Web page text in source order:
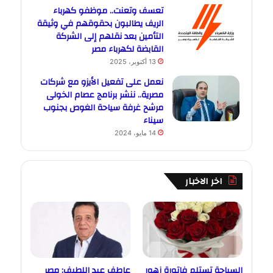
تعسف وتعنت.. موظفو كهرباء
الريف يطالبون بحقوقهم في وثيقة
التأمين بعد نقلهم إلى الشركة
القابضة لكهرباء مصر
13 أكتوبر، 2025
نعمل على تفعيل الأيزو مع شركات
مصرية.. ننشر برنامج عصام الخولى
مرشح غرفة سياحة الغوص بجنوب
سيناء
14 مايو، 2024
اخر الاخبار